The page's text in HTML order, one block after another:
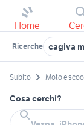
Home
Ricerche cagiva
Subito Moto e
Cosa cerchi?